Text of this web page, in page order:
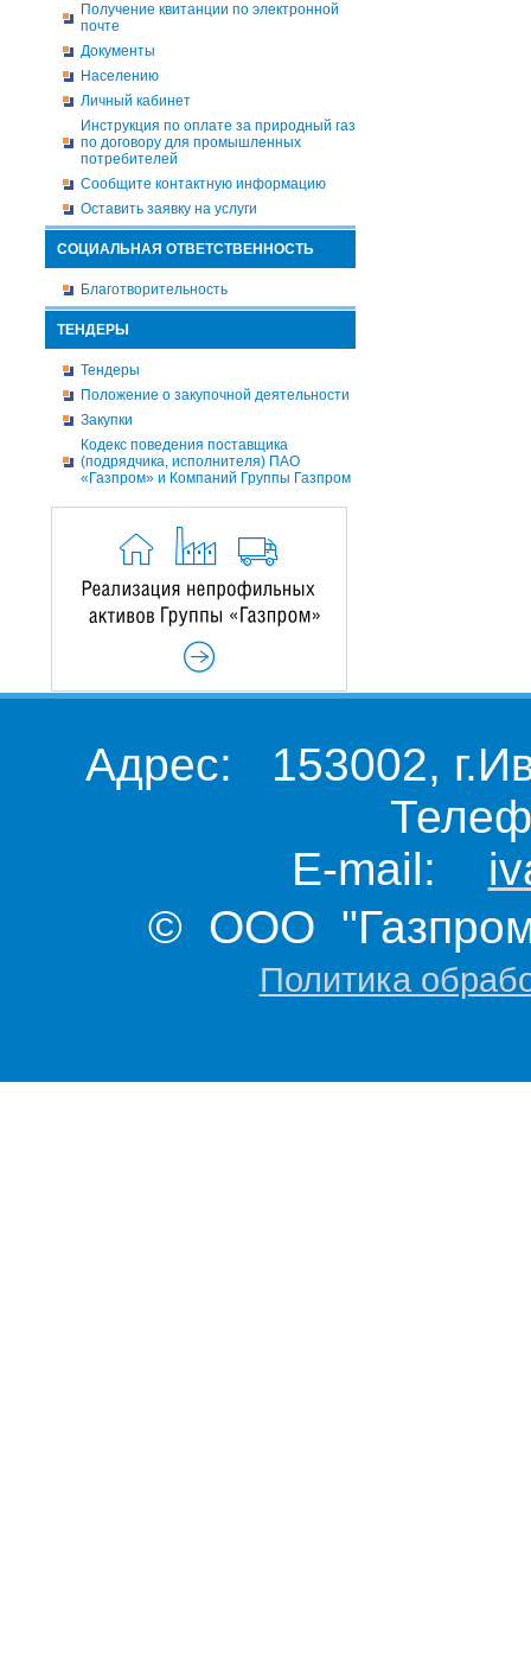
Получение квитанции по электронной
почте
Документы
Населению
Личный кабинет
Инструкция по оплате за природный газ
по договору для промышленных
потребителей
Сообщите контактную информацию
Оставить заявку на услуги
СОЦИАЛЬНАЯ ОТВЕТСТВЕННОСТЬ
Благотворительность
ТЕНДЕРЫ
Тендеры
Положение о закупочной деятельности
Закупки
Кодекс поведения поставщика
(подрядчика, исполнителя) ПАО
«Газпром» и Компаний Группы Газпром
Адрес: 153002,
E-mail:
© ООО "Газпром
Политика